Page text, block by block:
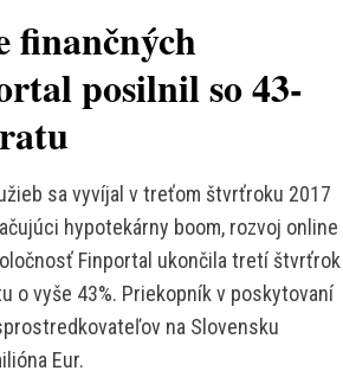
finančných
posilnil so 43-
sa vyvíjal v treťom štvrťroku 2017
hypotekárny boom, rozvoj online
Finportal ukončila tretí štvrťrok
o vyše 43%. Priekopník v poskytovaní
na Slovensku
Eur.